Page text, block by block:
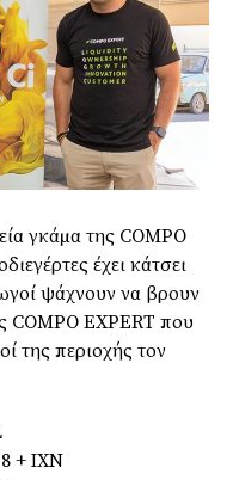
γκάµα της COMPO
έχει κάτσει
ψάχνουν να βρουν
COMPO EXPERT που
της περιοχής τον
+ ΙΧΝ